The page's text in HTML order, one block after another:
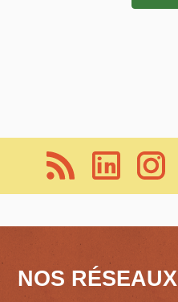
NOS RÉSEAUX